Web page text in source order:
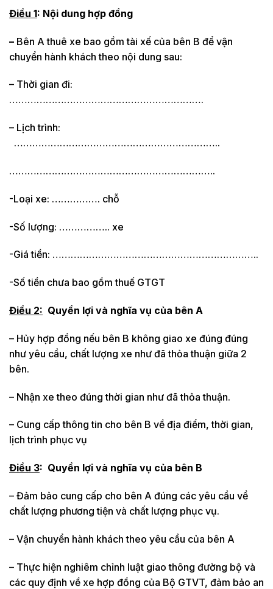
Điều 1: Nội dung hợp đồng
– Bên A thuê xe bao gồm tài xế của bên B để vận
chuyển hành khách theo nội dung sau:
– Thời gian đi:
……………………………………………………….
– Lịch trình:
…………………………………………………………..
…………………………………………………………..
-Loại xe: ……………. chỗ
-Số lượng: …………….. xe
-Giá tiền: …………………………………………………………..
-Số tiền chưa bao gồm thuế GTGT
Điều 2: Quyền lợi và nghĩa vụ của bên A
– Hủy hợp đồng nếu bên B không giao xe đúng đúng
như yêu cầu, chất lượng xe như đã thỏa thuận giữa 2
bên.
– Nhận xe theo đúng thời gian như đã thỏa thuận.
– Cung cấp thông tin cho bên B về địa điểm, thời gian,
lịch trình phục vụ
Điều 3: Quyền lợi và nghĩa vụ của bên B
– Đảm bảo cung cấp cho bên A đúng các yêu cầu về
chất lượng phương tiện và chất lượng phục vụ.
– Vận chuyển hành khách theo yêu cầu của bên A
– Thực hiện nghiêm chỉnh luật giao thông đường bộ và
các quy định về xe hợp đồng của Bộ GTVT, đảm bảo an